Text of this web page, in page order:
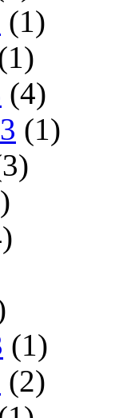
(1)
(4)
(1)
(1)
(2)